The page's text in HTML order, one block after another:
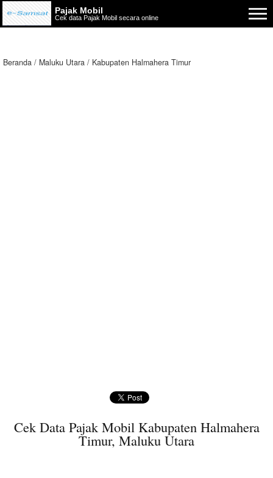
Pajak Mobil
Cek data Pajak Mobil secara online
Beranda Maluku Utara Kabupaten Halmahera Timur
Cek Data Pajak Mobil Kabupaten Halmahera
Timur, Maluku Utara